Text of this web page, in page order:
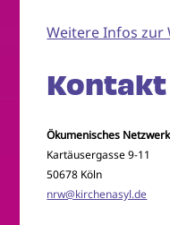
Weitere Infos zur
Kontakt
Ökumenisches
Kartäusergasse 9-11
50678 Köln
nrw@kirchenasyl.de